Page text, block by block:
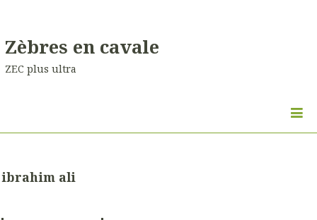
Zèbres en cavale
ZEC plus ultra
ibrahim ali